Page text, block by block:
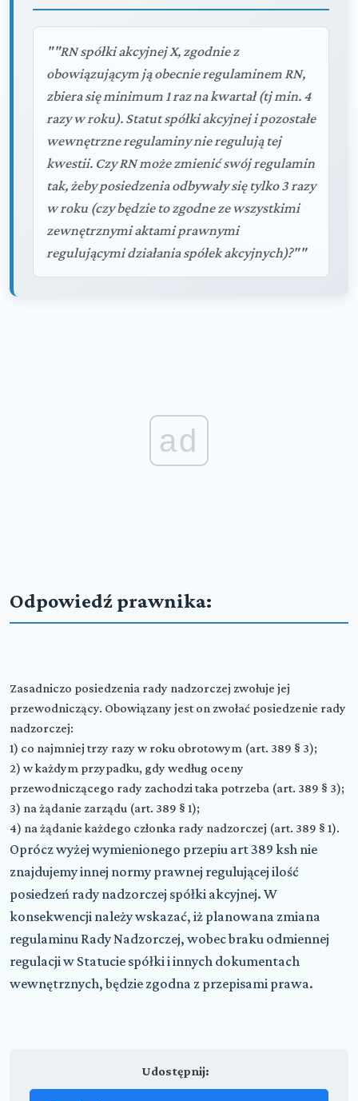
""RN spółki akcyjnej X, zgodnie z
obowiązującym ją obecnie regulaminem RN,
zbiera się minimum 1 raz na kwartał (tj min. 4
razy w roku). Statut spółki akcyjnej i pozostałe
wewnętrzne regulaminy nie regulują tej
kwestii. Czy RN może zmienić swój regulamin
tak, żeby posiedzenia odbywały się tylko 3 razy
w roku (czy będzie to zgodne ze wszystkimi
zewnętrznymi aktami prawnymi
regulującymi działania spółek akcyjnych)?""
ad
Odpowiedź prawnika:
Zasadniczo posiedzenia rady nadzorczej zwołuje jej
przewodniczący. Obowiązany jest on zwołać posiedzenie rady
nadzorczej:
1) co najmniej trzy razy w roku obrotowym (art. 389 § 3);
2) w każdym przypadku, gdy według oceny
przewodniczącego rady zachodzi taka potrzeba (art. 389 § 3);
3) na żądanie zarządu (art. 389 § 1);
4) na żądanie każdego członka rady nadzorczej (art. 389 § 1).
Oprócz wyżej wymienionego przepiu art 389 ksh nie
znajdujemy innej normy prawnej regulującej ilość
posiedzeń rady nadzorczej spółki akcyjnej. W
konsekwencji należy wskazać, iż planowana zmiana
regulaminu Rady Nadzorczej, wobec braku odmiennej
regulacji w Statucie spółki i innych dokumentach
wewnętrznych, będzie zgodna z przepisami prawa.
Udostępnij: